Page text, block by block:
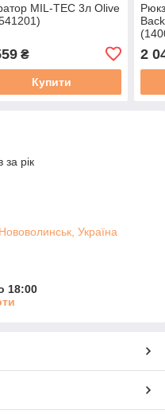
MIL-TEC 3л Olive
₴
Купити
2
за рік
Україна
18:00